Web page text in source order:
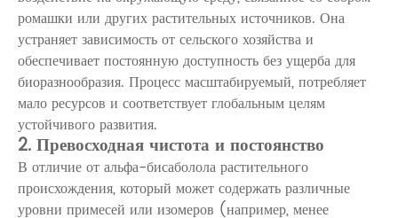
ромашки или других растительных источников. Она
устраняет зависимость от сельского хозяйства и
обеспечивает постоянную доступность без ущерба для
биоразнообразия. Процесс масштабируемый, потребляет
мало ресурсов и соответствует глобальным целям
устойчивого развития.
2. Превосходная чистота и постоянство
В отличие от альфа-бисаболола растительного
происхождения, который может содержать различные
уровни примесей или изомеров (например, менее